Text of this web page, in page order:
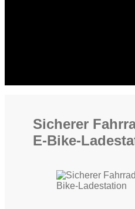
Sicherer
E-Bike-